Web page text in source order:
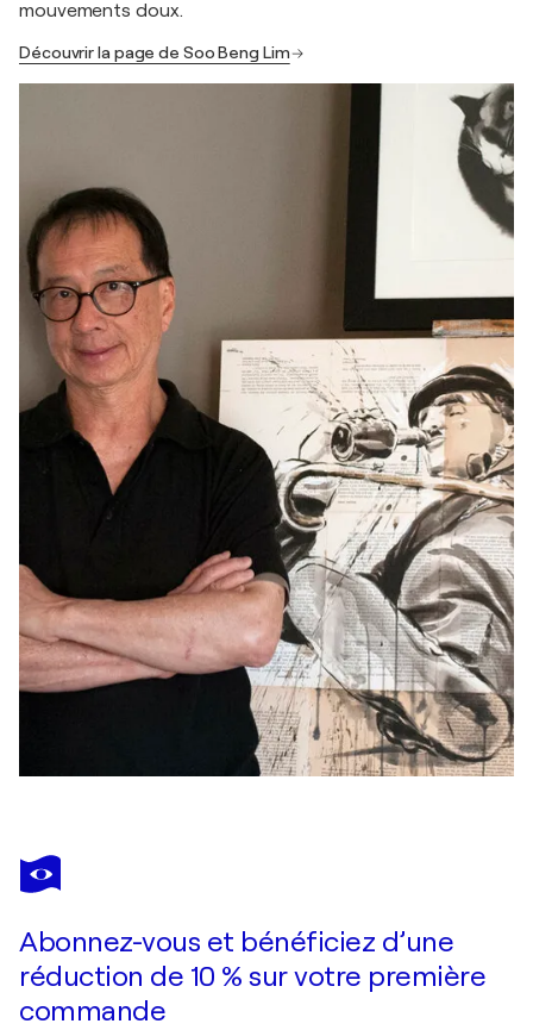
mouvements doux.
Découvrir la page de Soo Beng Lim
Abonnez-vous et bénéficiez d’une
réduction de 10 % sur votre première
commande